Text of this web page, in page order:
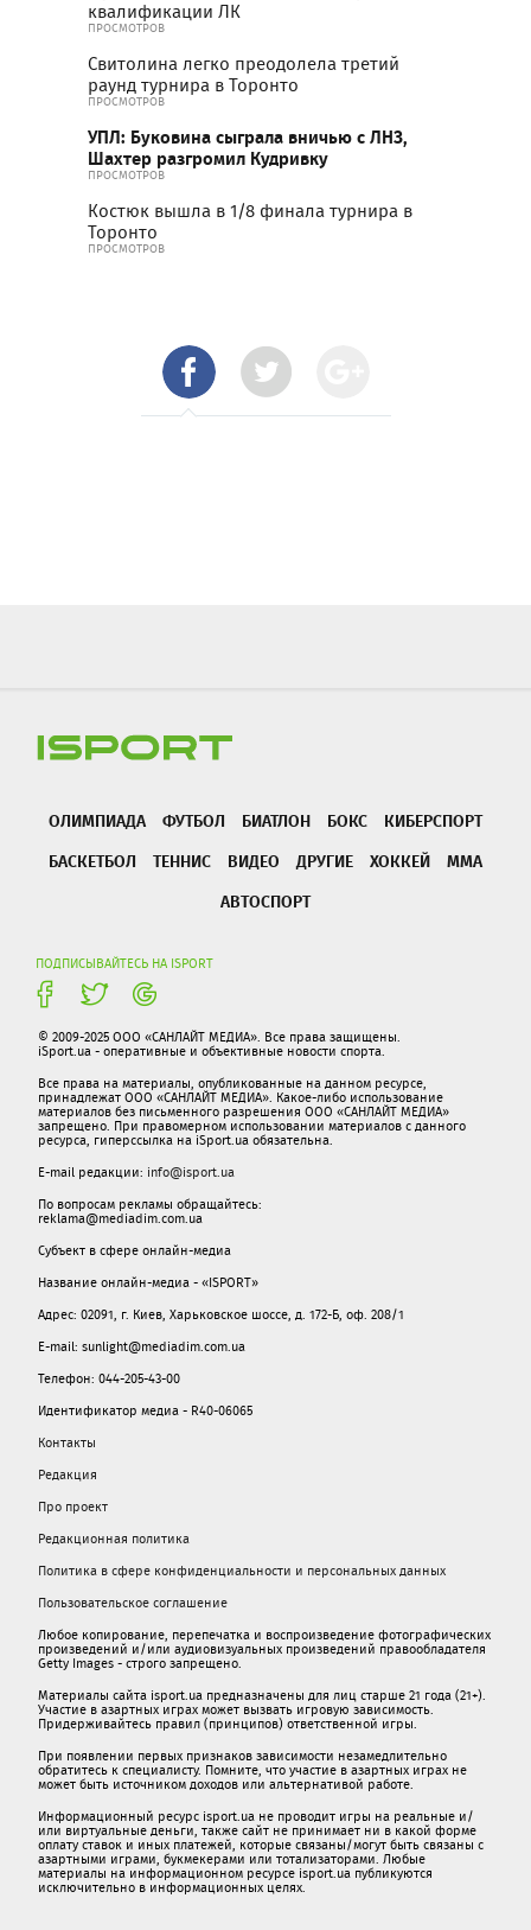
квалификации ЛК
ПРОСМОТРОВ
Свитолина легко преодолела третий
раунд турнира в Торонто
ПРОСМОТРОВ
УПЛ: Буковина сыграла вничью с ЛНЗ,
Шахтер разгромил Кудривку
ПРОСМОТРОВ
Костюк вышла в 1/8 финала турнира в
Торонто
ПРОСМОТРОВ
ОЛИМПИАДА ФУТБОЛ БИАТЛОН БОКС
КИБЕРСПОРТ
БАСКЕТБОЛ
ТЕННИС ВИДЕО ДРУГИЕ ХОККЕЙ
ММА
АВТОСПОРТ
ПОДПИСЫВАЙТЕСЬ НА ISPORT
© 2009-2025 ООО «САНЛАЙТ МЕДИА». Все права защищены.
iSport.ua - оперативные и объективные новости спорта.
Все права на материалы, опубликованные на данном ресурсе,
принадлежат ООО «САНЛАЙТ МЕДИА». Какое-либо использование
материалов без письменного разрешения ООО «САНЛАЙТ МЕДИА»
запрещено. При правомерном использовании материалов с данного
ресурса, гиперссылка на iSport.ua обязательна.
E-mail редакции: info@isport.ua
По вопросам рекламы обращайтесь:
reklama@mediadim.com.ua
Субъект в сфере онлайн-медиа
Название онлайн-медиа - «ISPORT»
Адрес: 02091, г. Киев, Харьковское шоссе, д. 172-Б, оф. 208/1
E-mail: sunlight@mediadim.com.ua
Телефон: 044-205-43-00
Идентификатор медиа - R40-06065
Контакты
Редакция
Про проект
Редакционная политика
Политика в сфере конфиденциальности и персональных данных
Пользовательское соглашение
Любое копирование, перепечатка и воспроизведение фотографических
произведений и/или аудиовизуальных произведений правообладателя
Getty Images - строго запрещено.
Материалы сайта isport.ua предназначены для лиц старше 21 года (21+).
Участие в азартных играх может вызвать игровую зависимость.
Придерживайтесь правил (принципов) ответственной игры.
При появлении первых признаков зависимости незамедлительно
обратитесь к специалисту. Помните, что участие в азартных играх не
может быть источником доходов или альтернативой работе.
Информационный ресурс isport.ua не проводит игры на реальные и/
или виртуальные деньги, также сайт не принимает ни в какой форме
oплaту ставок и иных платежей, которые связаны/могут быть связаны c
азартными игрaми, букмекерами или тотализаторами. Любые
материалы на информационном ресурсе isport.ua публикуютcя
исключительно в информационных целях.